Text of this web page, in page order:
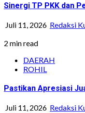
Sinergi TP PKK dan
Juli 11, 2026 Redaksi
2 min read
DAERAH
ROHIL
Pastikan Apresiasi
Juli 11, 2026 Redaksi